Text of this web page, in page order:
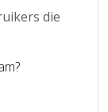
die